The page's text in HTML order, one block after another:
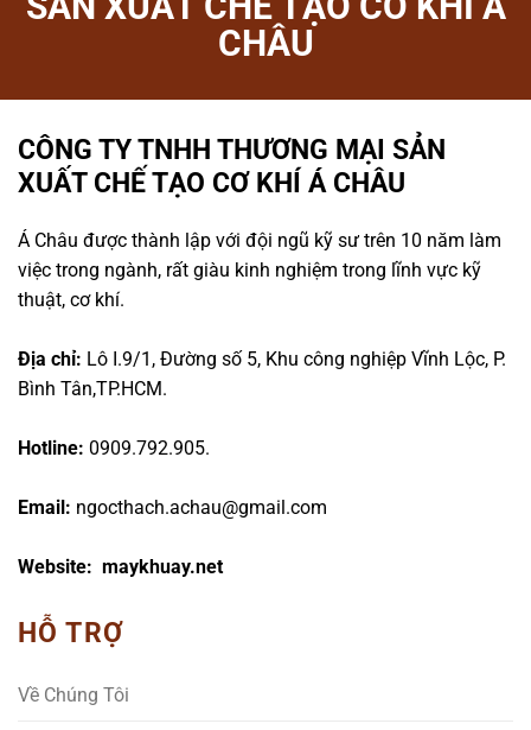
CHÂU
CÔNG TY TNHH THƯƠNG MẠI SẢN
XUẤT CHẾ TẠO CƠ KHÍ Á CHÂU
Á Châu được thành lập với đội ngũ kỹ sư trên 10 năm làm
việc trong ngành, rất giàu kinh nghiệm trong lĩnh vực kỹ
thuật, cơ khí.
Địa chỉ: Lô I.9/1, Đường số 5, Khu công nghiệp Vĩnh Lộc, P.
Bình Tân,TP.HCM.
Hotline: 0909.792.905.
Email: ngocthach.achau@gmail.com
Website: maykhuay.net
HỖ TRỢ
Về Chúng Tôi